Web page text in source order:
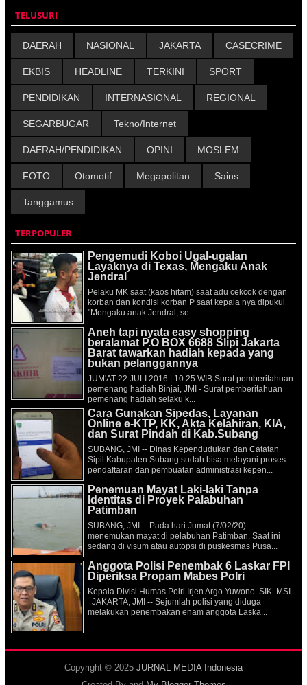
TELUSURI
DAERAH NASIONAL JAKARTA CASECRIME
EKBIS HEADLINE TERKINI SPORT
PENDIDIKAN INTERNASIONAL REGIONAL
SEGARBUGAR Tekno/Internet
DAERAH/PENDIDIKAN OPINI MOSLEM
FOTO Otomotif Megapolitan Sains
Tanggamus
TERPOPULER
Pengemudi Koboi Ugal-ugalan
Layaknya di Texas, Mengaku Anak
Jendral
Pelaku MK saat (kaos hitam) saat adu cekcok dengan
korban dan kondisi korban P saat kepala nya dipukul
"Mengaku anak Jendral, se...
Aneh tapi nyata easy shopping
beralamat P.O BOX 6688 Slipi Jakarta
Barat tawarkan hadiah kepada yang
bukan pelanggannya
JUM'AT 22 JULI 2016 | 10:25 WIB Surat pemberitahuan
pemenang hadiah Binjai, JMI - Surat pemberitahuan
pemenang hadiah selaku k...
Cara Gunakan Sipedas, Layanan
Online e-KTP, KK, Akta Kelahiran, KIA,
dan Surat Pindah di Kab.Subang
SUBANG, JMI -- Dinas Kependudukan dan Catatan
Sipil Kabupaten Subang sudah bisa melayani proses
pendaftaran dan pembuatan administrasi kepen...
Penemuan Mayat Laki-laki Tanpa
Identitas di Proyek Palabuhan
Patimban
SUBANG, JMI -- Pada hari Jumat (7/02/20)
menemukan mayat di pelabuhan Patimban. Saat ini
sedang di visum atau autopsi di puskesmas Pusa...
Anggota Polisi Penembak 6 Laskar FPI
Diperiksa Propam Mabes Polri
Kepala Divisi Humas Polri Irjen Argo Yuwono. SIK. MSI
JAKARTA, JMI -- Sejumlah polisi yang diduga
melakukan penembakan enam anggota Laska...
Copyright © 2025 JURNAL MEDIA Indonesia